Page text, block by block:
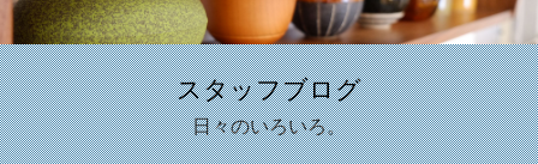
スタッフブログ
日々のいろいろ。